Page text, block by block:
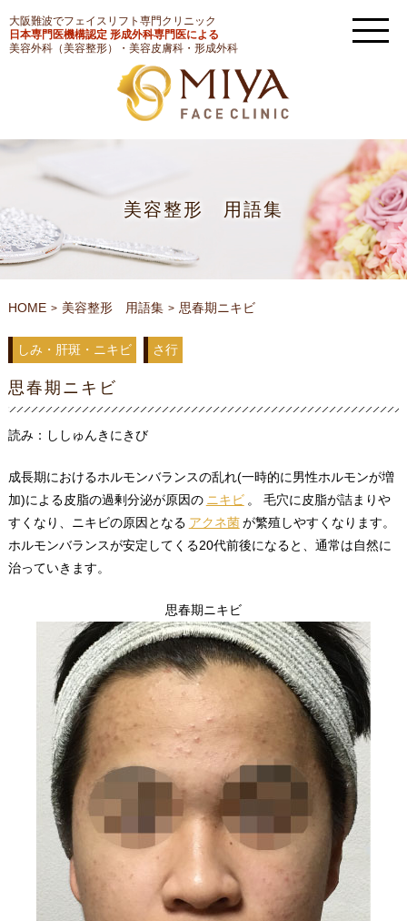
大阪難波でフェイスリフト専門クリニック
日本専門医機構認定 形成外科専門医による
美容外科（美容整形）・美容皮膚科・形成外科
美容整形 用語集
HOME 美容整形 用語集 思春期ニキビ
しみ・肝斑・ニキビ さ行
思春期ニキビ
読み：ししゅんきにきび
成長期におけるホルモンバランスの乱れ(一時的に男性ホルモンが増
加)による皮脂の過剰分泌が原因の ニキビ 。 毛穴に皮脂が詰まりや
すくなり、ニキビの原因となる アクネ菌 が繁殖しやすくなります。
ホルモンバランスが安定してくる20代前後になると、通常は自然に
治っていきます。
思春期ニキビ